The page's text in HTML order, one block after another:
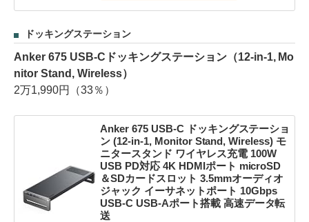
ドッキングステーション
Anker 675 USB-Cドッキングステーション（12-in-1, Mo
nitor Stand, Wireless）
2万1,990円（33％）
Anker 675 USB-C ドッキングステーショ
ン (12-in-1, Monitor Stand, Wireless) モ
ニタースタンド ワイヤレス充電 100W
USB PD対応 4K HDMIポート microSD
＆SDカードスロット 3.5mmオーディオ
ジャック イーサネットポート 10Gbps
USB-C USB-Aポート搭載 高速データ転
送